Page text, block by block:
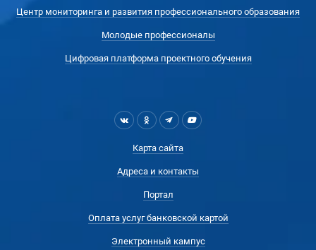
Центр мониторинга и развития профессионального образования
Молодые профессионалы
Цифровая платформа проектного обучения
Карта сайта
Адреса и контакты
Портал
Оплата услуг банковской картой
Электронный кампус